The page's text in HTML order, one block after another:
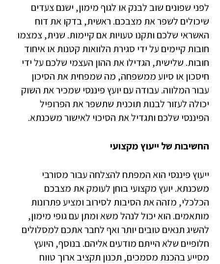
לפני שפונים שוב לבנק או לגוף מימון, ישנם צעדים
שיכולים לשפר את מצבכם. ראשית, בדקו את דוח
האשראי שלכם ותקנו טעויות אם קיימות. שנית, צמצמו
חובות קיימים על ידי סגירת הלוואות קטנות או איחוד
חובות. שלישית, הגדילו את ההון העצמי שלכם על ידי
חיסכון או סיוע ממשפחה, מה שמפחית את הסיכון
עבור המלווה. עבודה עם יועץ פיננסי שמכיר את השוק
יכולה לעזור לבנות תוכנית שתשפר את הפרופיל
הפיננסי שלכם ותגדיל את הסיכוי לאישור משכנתא.
החשיבות של ייעוץ מקצועי
ייעוץ פיננסי הוא המפתח להצלחה עבור מסורבי
משכנתא. יועץ מקצועי בוחן לעומק את מצבכם
הכלכלי, מזהה את הסיבות לסירוב ומציע פתרונות
מותאמים. הוא יכול לנהל משא ומתן עם גופי מימון,
להשיג תנאים טובים יותר ואף לחבר אתכם למסלולים
חלופיים שלא הייתם מודעים אליהם. בנוסף, היועץ
מסייע בהכנת מסמכים, תכנון תקציב ארוך טווח